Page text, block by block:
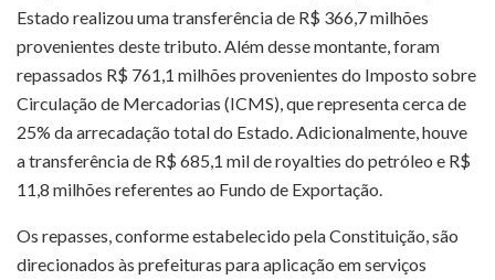
Estado realizou uma transferência de R$ 366,7 milhões
provenientes deste tributo. Além desse montante, foram
repassados R$ 761,1 milhões provenientes do Imposto sobre
Circulação de Mercadorias (ICMS), que representa cerca de
25% da arrecadação total do Estado. Adicionalmente, houve
a transferência de R$ 685,1 mil de royalties do petróleo e R$
11,8 milhões referentes ao Fundo de Exportação.
Os repasses, conforme estabelecido pela Constituição, são
direcionados às prefeituras para aplicação em serviços